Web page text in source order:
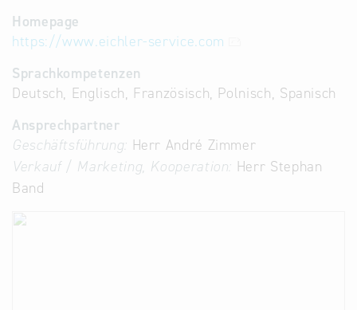
Homepage
https://www.eichler-service.com
Sprachkompetenzen
Deutsch, Englisch, Französisch, Polnisch, Spanisch
Ansprechpartner
Geschäftsführung: Herr André Zimmer
Verkauf / Marketing, Kooperation: Herr Stephan
Band